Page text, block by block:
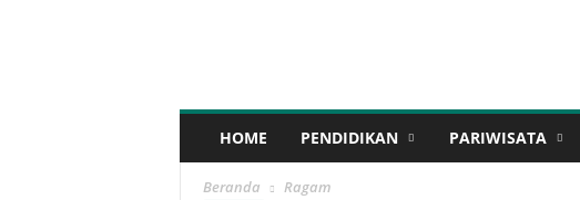
HOME PENDIDIKAN PARIWISATA
Beranda Ragam